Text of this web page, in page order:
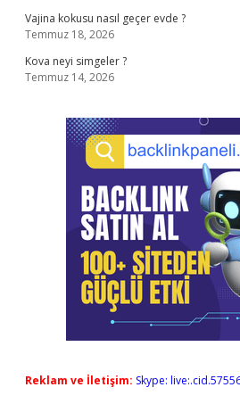
Vajina kokusu nasıl geçer evde ?
Temmuz 18, 2026
Kova neyi simgeler ?
Temmuz 14, 2026
Reklam ve İletişim: Skype: